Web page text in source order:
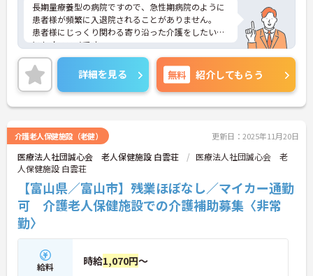
長期量療養型の病院ですので、急性期病院のように
患者様が頻繁に入退院されることがありません。
患者様にじっくり関わる寄り沿った介護をしたい方
にもオススメです。
ご興味がある方は是非一度マイナビまでお問い合わ
せください。さらに詳細などお伝えします！
詳細を見る 無料 紹介してもらう
介護老人保健施設（老健） 更新日：2025年11月20日
医療法人社団誠心会 老人保健施設 白雲荘
医療法人社団誠心会 老
人保健施設 白雲荘
【富山県／富山市】残業ほぼなし／マイカー通勤
可 介護老人保健施設での介護補助募集〈非常
勤〉
給料 時給1,070円～